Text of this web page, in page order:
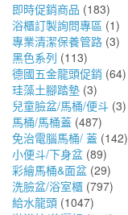
即時促銷商品 (183)
浴櫃訂製詢問專區 (1)
專業清潔保養管路 (3)
黑色系列 (113)
德國五金龍頭促銷 (64)
珪藻土腳踏墊 (3)
兒童臉盆/馬桶/便斗 (3)
馬桶/馬桶蓋 (487)
免治電腦馬桶/ 蓋 (142)
小便斗/下身盆 (89)
彩繪馬桶&面盆 (29)
洗臉盆/浴室櫃 (797)
給水龍頭 (1047)